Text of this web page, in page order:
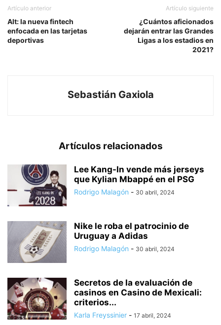
Artículo anterior
Alt: la nueva fintech
enfocada en las tarjetas
deportivas
Artículo siguiente
¿Cuántos aficionados
dejarán entrar las Grandes
Ligas a los estadios en
2021?
Sebastián Gaxiola
Artículos relacionados
Lee Kang-In vende más jerseys
que Kylian Mbappé en el PSG
Rodrigo Malagón - 30 abril, 2024
Nike le roba el patrocinio de
Uruguay a Adidas
Rodrigo Malagón - 30 abril, 2024
Secretos de la evaluación de
casinos en Casino de Mexicali:
сriterios...
Karla Freyssinier - 17 abril, 2024